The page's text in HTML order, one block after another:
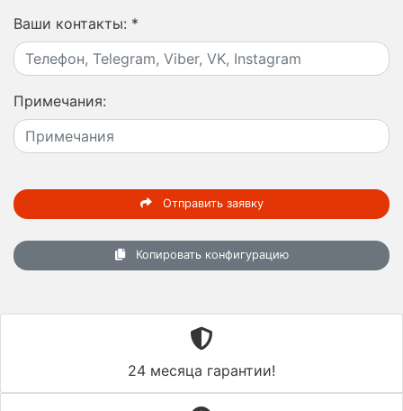
Ваши контакты: *
Примечания:
Отправить заявку
Копировать конфигурацию
24 месяца гарантии!